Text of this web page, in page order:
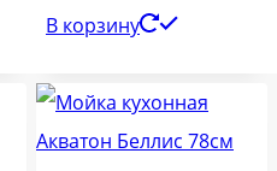
В корзину